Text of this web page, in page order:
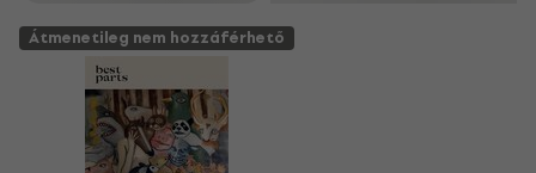
Átmenetileg nem hozzáférhető